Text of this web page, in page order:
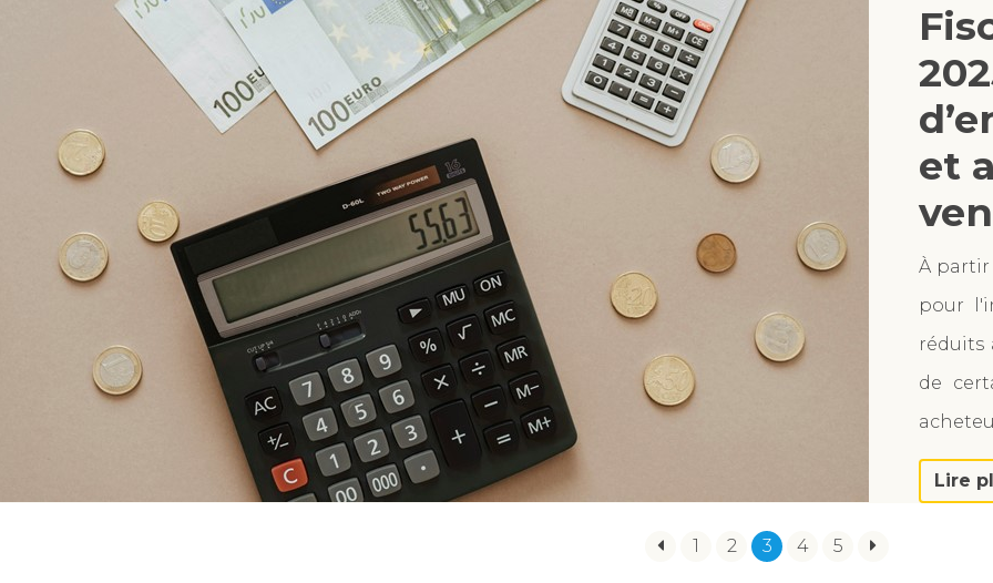
et
À partir
pour
réduits
de
Lire
1 2 3 4 5